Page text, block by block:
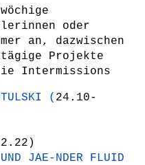
oder
an, dazwischen
Projekte
Intermissions
( 24.10-
JAE-NDER FLUID